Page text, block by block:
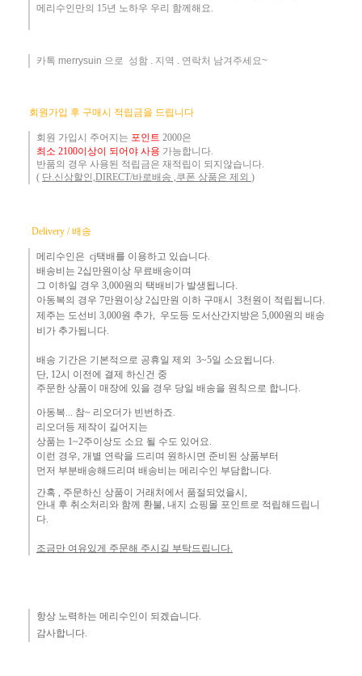
메리수인만의 15년 노하우 ​우리 함께해요.
카톡 merrysuin 으로 성함 . 지역 . 연락처 남겨주세요~
회원가입 후 구매시 적립금을 드립니다
회원 가입시 주어지는 포인트 2000은
최소 2100이상이 되어야 사용 가능합니다.
반품의 경우 사용된 적립금은 재적립이 되지않습니다.
( 단.신상할인,DIRECT/바로배송 ,쿠폰 상품은 제외 )
Delivery / 배송
메리수인은 cj택배를 이용하고 있습니다.
배송비는 2십만원이상 무료배송이며
그 이하일 경우 3,000원 의 택배비 가 발생됩니다.
아동복의 경우 7만원 이상 2십만원 이하 구매시 3천원이 적립됩니다.
제주는 도선비 3,000원 추가, 우도등 도서산간지방은 5,000원의 배송
비가 추가됩니다.
배송 기간은 기본적으로 공휴일 제외 3~5일 소요됩니다.
단, 12시 이전에 결제 하신건 중 ​
주문한 상품이 매장에 있을 경우 당일 배송을 원칙으로 합니다.
아동복... 참~ 리오더가 빈번하죠.​
리오더등 제작이 길어지는
상품는 1~2주이상도 소요 될 수도 있어요.
이런 경우, 개별 연락을 드리며 원하시면 준비된 상품부터
먼 저 부분배송해드리며 배송비는 메리수인 부담합니다.
간혹 , 주문하신 상품이 거래처에서 품절되었을시,
안내 후 취소처리와 함께 환불, 내지 쇼핑몰 포인트로 적립해드립니
다.
조금만 여유있게 주문해 주시길 부탁드립니다.
항상 노력하는 메리수인이 되겠습니다.​
감사합니다.​